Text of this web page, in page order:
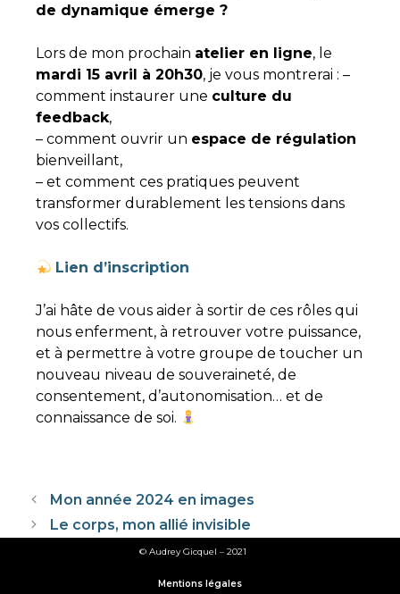
de dynamique émerge ?
Lors de mon prochain atelier en ligne, le
mardi 15 avril à 20h30, je vous montrerai : –
comment instaurer une culture du
feedback,
– comment ouvrir un espace de régulation
bienveillant,
– et comment ces pratiques peuvent
transformer durablement les tensions dans
vos collectifs.
Lien d’inscription
J’ai hâte de vous aider à sortir de ces rôles qui
nous enferment, à retrouver votre puissance,
et à permettre à votre groupe de toucher un
nouveau niveau de souveraineté, de
consentement, d’autonomisation… et de
connaissance de soi.
Mon année 2024 en images
Le corps, mon allié invisible
© Audrey Gicquel – 2021
Mentions légales